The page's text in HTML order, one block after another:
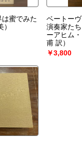
蜜でみた
）
ベートー
演奏家た
ーアヒム
甫 訳）
￥3,800